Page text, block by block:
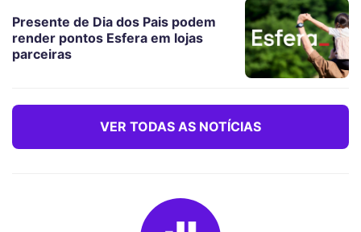
Presente de Dia dos Pais podem
render pontos Esfera em lojas
parceiras
VER TODAS AS NOTÍCIAS